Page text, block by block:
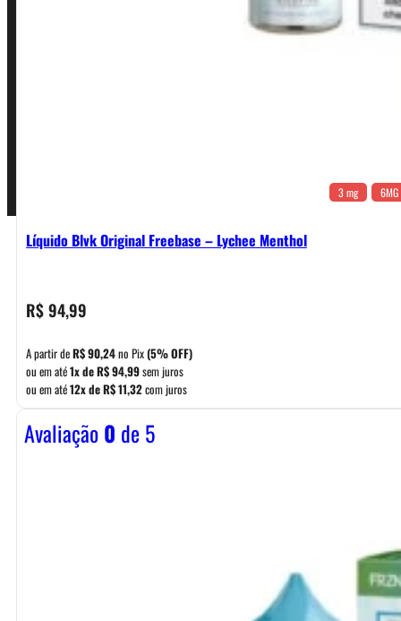
3 mg 6MG
Líquido Blvk Original Freebase – Lychee Menthol
R$94,99
A partir deR$90,24no Pix(5% OFF)
ou em até1x deR$94,99sem juros
ou em até12x deR$11,32com juros
Avaliação0 de 5